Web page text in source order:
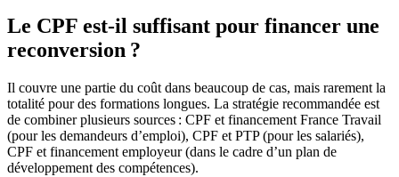
Le CPF est-il suffisant pour financer une
reconversion ?
Il couvre une partie du coût dans beaucoup de cas, mais rarement la
totalité pour des formations longues. La stratégie recommandée est
de combiner plusieurs sources : CPF et financement France Travail
(pour les demandeurs d’emploi), CPF et PTP (pour les salariés),
CPF et financement employeur (dans le cadre d’un plan de
développement des compétences).